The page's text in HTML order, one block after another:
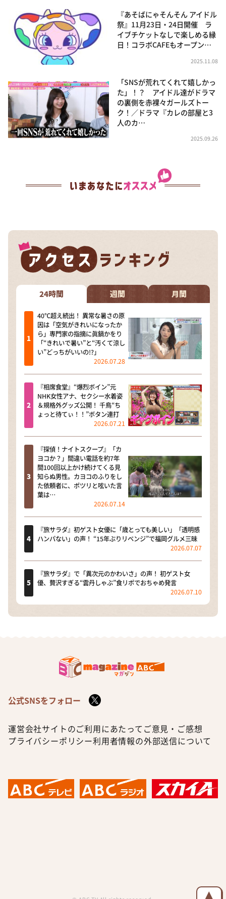
『あそばにゃそんそん アイドル
祭』11月23日・24日開催 ラ
イブチケットなしで楽しめる縁
日！コラボCAFEもオープン…
2025.11.08
「SNSが荒れてくれて嬉しかっ
た」！？ アイドル達がドラマ
の裏側を赤裸々ガールズトー
ク！／ドラマ『カレの部屋と3
人のカ…
2025.09.26
24時間 週間 月間
40℃超え続出！ 異常な暑さの原
因は「空気がきれいになったか
ら」専門家の指摘に眞鍋かをり
「“きれいで暑い”と“汚くて涼し
い”どっちがいいの!?」
2026.07.28
『相席食堂』“爆烈ボイン”元
NHK女性アナ、セクシー水着姿
＆規格外グッズ公開！ 千鳥“ち
ょっと待てぃ！！”ボタン連打
2026.07.21
『探偵！ナイトスクープ』「カ
ヨコか？」間違い電話を約7年
間100回以上かけ続けてくる見
知らぬ男性。カヨコのふりをし
た依頼者に、ポツリと呟いた言
葉は…
2026.07.14
『旅サラダ』初ゲスト女優に「歳とっても美しい」「透明感
ハンパない」の声！ “15年ぶりリベンジ”で福岡グルメ三昧
2026.07.07
『旅サラダ』で「異次元のかわいさ」の声！ 初ゲスト女
優、贅沢すぎる“雲丹しゃぶ”食リポでおちゃめ発言
2026.07.10
公式SNSをフォロー
運営会社サイトのご利用にあたって ご意見・ご感想
プライバシーポリシー利用者情報の外部送信について